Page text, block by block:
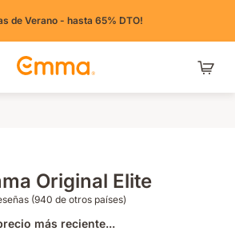
de Verano - hasta 65% DTO!
Original Elite
4.6 de 5 estrellas 1410 reseñas (940 de
(940 de otros países)
más reciente...